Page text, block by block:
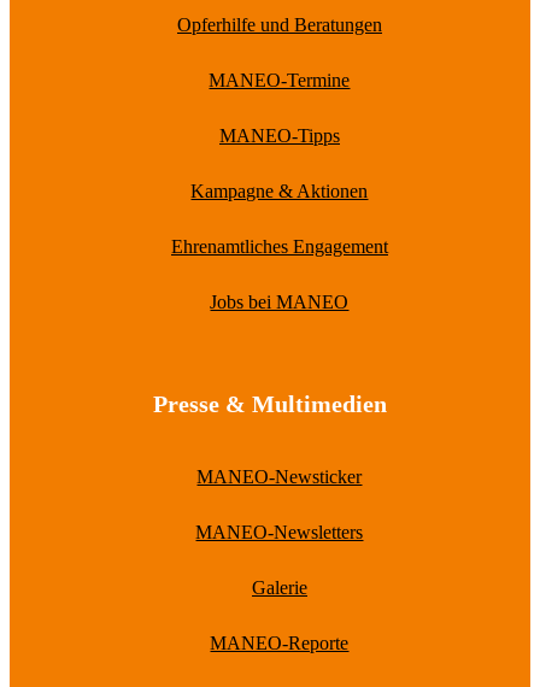
Opferhilfe und Beratungen
MANEO-Termine
MANEO-Tipps
Kampagne & Aktionen
Ehrenamtliches Engagement
Jobs bei MANEO
Presse & Multimedien
MANEO-Newsticker
MANEO-Newsletters
Galerie
MANEO-Reporte